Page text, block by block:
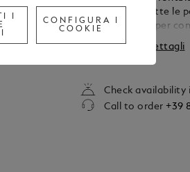
(M). Adatti a tutte le
LeGrand. Unità per confezione = 2 refill. M = tratto di
Mostra tutti i dettagli
Check availability
Call to order+39
I
CONFIGURA I
COOKIE